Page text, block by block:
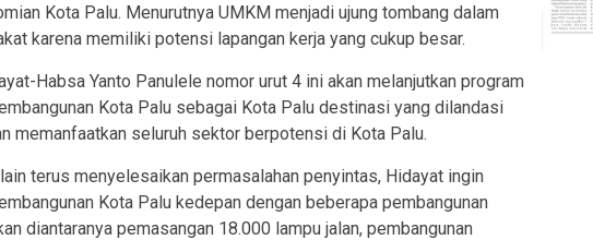
Kota Palu. Menurutnya UMKM menjadi ujung tombang dalam
karena memiliki potensi lapangan kerja yang cukup besar.
Habsa Yanto Panulele nomor urut 4 ini akan melanjutkan program
Kota Palu sebagai Kota Palu destinasi yang dilandasi
memanfaatkan seluruh sektor berpotensi di Kota Palu.
terus menyelesaikan permasalahan penyintas, Hidayat ingin
Kota Palu kedepan dengan beberapa pembangunan
diantaranya pemasangan 18.000 lampu jalan, pembangunan